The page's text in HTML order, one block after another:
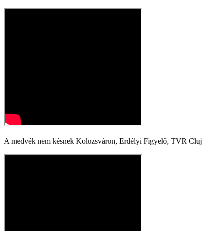
A medvék nem késnek Kolozsváron, Erdélyi Figyelő, TVR Cluj